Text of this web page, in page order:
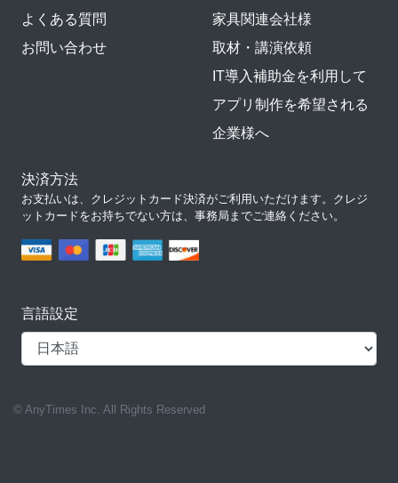
よくある質問
お問い合わせ
家具関連会社様
取材・講演依頼
IT導入補助金を利用して
アプリ制作を希望される
企業様へ
決済方法
お支払いは、クレジットカード決済がご利用いただけます。クレジ
ットカードをお持ちでない方は、事務局までご連絡ください。
言語設定
© AnyTimes Inc. All Rights Reserved